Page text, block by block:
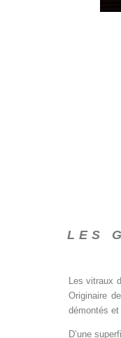
LES
Les vitraux
Originaire
démontés et
D’une